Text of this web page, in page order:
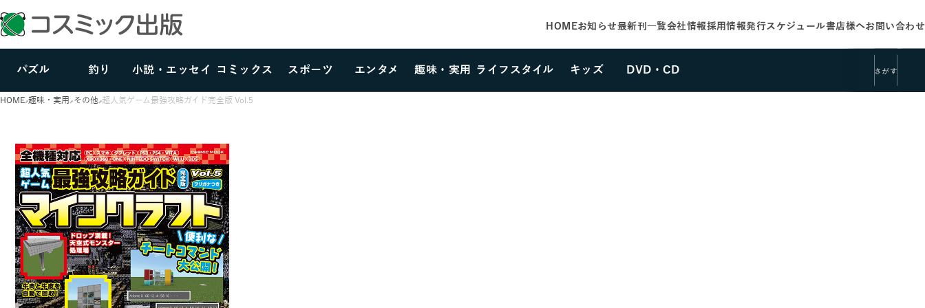
HOMEお知らせ最新刊一覧会社情報採用情報発行スケジュール書店様へお問い合わせ
パズル 釣り 小説・エッセイ コミックス スポーツ エンタメ 趣味・実用 ライフスタイル キッズ DVD・CD さがす
カテゴリーを選択する
HOME 趣味・実用 その他 超人気ゲーム最強攻略ガイド完全版 Vol.5